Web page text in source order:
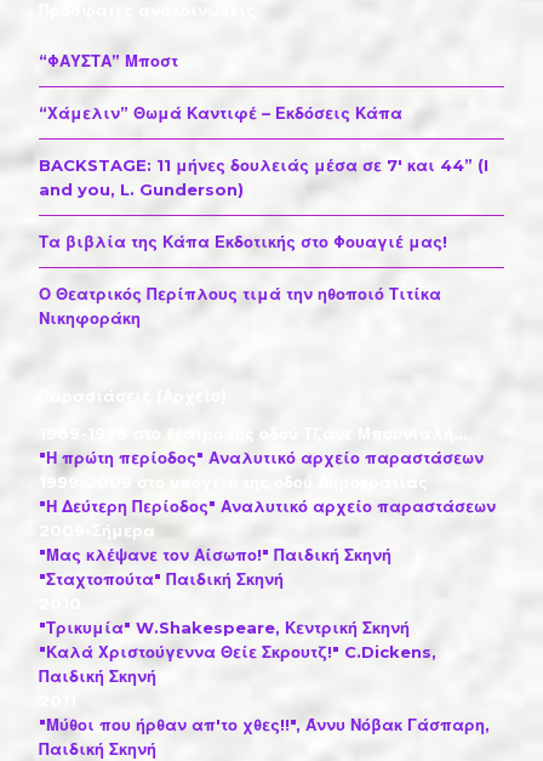
“ΦΑΥΣΤΑ” Μποστ
“Χάμελιν” Θωμά Καντιφέ – Εκδόσεις Κάπα
BACKSTAGE: 11 μήνες δουλειάς μέσα σε 7′ και 44” (I
and you, L. Gunderson)
Τα βιβλία της Κάπα Εκδοτικής στο Φουαγιέ μας!
Ο Θεατρικός Περίπλους τιμά την ηθοποιό Τιτίκα
Νικηφοράκη
Παραστάσεις (Αρχείο)
1989-1998 στο θέατρο της οδού Τζάνε Μπουνιαλή...
"Η πρώτη περίοδος" Αναλυτικό αρχείο παραστάσεων
1999-2009 στο υπόγειο της οδού Δημοκρατίας
"Η Δεύτερη Περίοδος" Αναλυτικό αρχείο παραστάσεων
2009-Σήμερα
"Μας κλέψανε τον Αίσωπο!" Παιδική Σκηνή
"Σταχτοπούτα" Παιδική Σκηνή
"Τρικυμία" W.Shakespeare, Κεντρική Σκηνή
"Καλά Χριστούγεννα Θείε Σκρουτζ!" C.Dickens,
Παιδική Σκηνή
"Μύθοι που ήρθαν απ'το χθες!!", Άννυ Νόβακ Γάσπαρη,
Παιδική Σκηνή